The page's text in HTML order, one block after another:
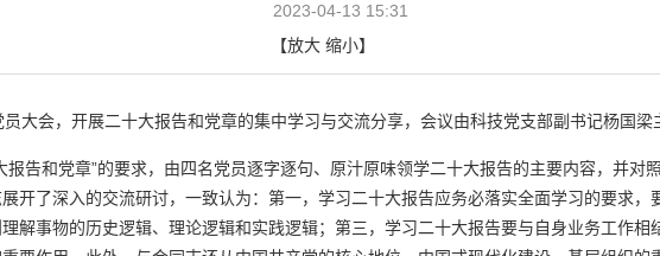
2023-04-13 15:31
【放大 缩小】
大会，开展二十大报告和党章的集中学习与交流分享，会议由科技党支部副书记杨国梁
报告和党章”的要求，由四名党员逐字逐句、原汁原味领学二十大报告的主要内容，并对
开了深入的交流研讨，一致认为：第一，学习二十大报告应务必落实全面学习的要求，
解事物的历史逻辑、理论逻辑和实践逻辑；第三，学习二十大报告要与自身业务工作相